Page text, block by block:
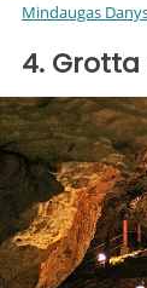
Mindaugas
4.